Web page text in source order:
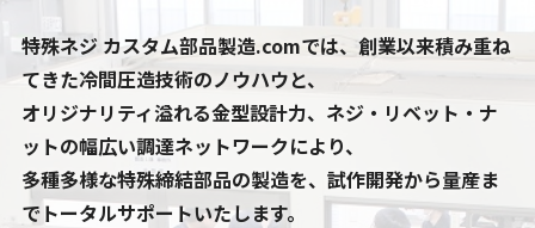
特殊ネジ カスタム部品製造.comでは、創業以来積み重ね
てきた冷間圧造技術のノウハウと、
オリジナリティ溢れる金型設計力、ネジ・リベット・ナ
ットの幅広い調達ネットワークにより、
多種多様な特殊締結部品の製造を、試作開発から量産ま
でトータルサポートいたします。